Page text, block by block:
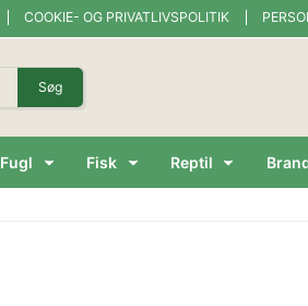
COOKIE- OG PRIVATLIVSPOLITIK
Søg
Fugl Fisk Reptil